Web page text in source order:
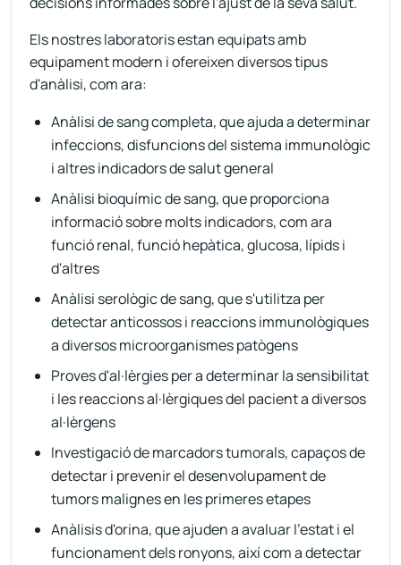
Els nostres laboratoris estan equipats amb
equipament modern i ofereixen diversos tipus
d'anàlisi, com ara:
Anàlisi de sang completa, que ajuda a determinar
infeccions, disfuncions del sistema immunològic
i altres indicadors de salut general
Anàlisi bioquímic de sang, que proporciona
informació sobre molts indicadors, com ara
funció renal, funció hepàtica, glucosa, lípids i
d'altres
Anàlisi serològic de sang, que s'utilitza per
detectar anticossos i reaccions immunològiques
a diversos microorganismes patògens
Proves d'al·lèrgies per a determinar la sensibilitat
i les reaccions al·lèrgiques del pacient a diversos
al·lèrgens
Investigació de marcadors tumorals, capaços de
detectar i prevenir el desenvolupament de
tumors malignes en les primeres etapes
Anàlisis d'orina, que ajuden a avaluar l'estat i el
funcionament dels ronyons, així com a detectar